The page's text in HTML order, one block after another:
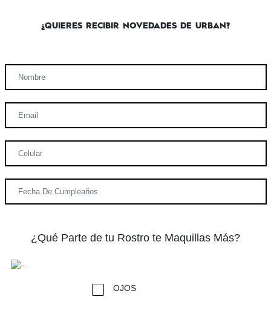
¿QUIERES RECIBIR NOVEDADES DE URBAN?
¿Qué Parte de tu Rostro te Maquillas Más?
OJOS